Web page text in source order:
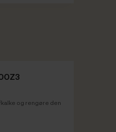
og rengøre den